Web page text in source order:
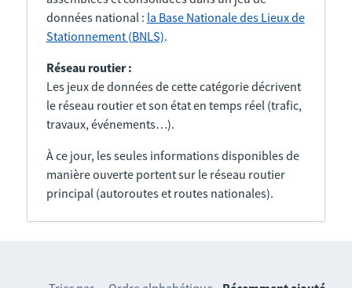
données national : la Base Nationale des Lieux de
Stationnement (BNLS).
Réseau routier :
Les jeux de données de cette catégorie décrivent
le réseau routier et son état en temps réel (trafic,
travaux, événements…).
À ce jour, les seules informations disponibles de
manière ouverte portent sur le réseau routier
principal (autoroutes et routes nationales).